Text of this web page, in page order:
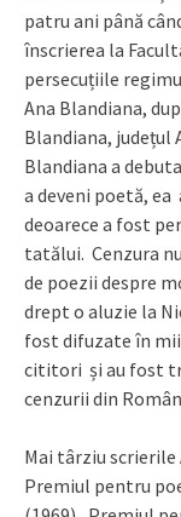
patru ani până
înscrierea la
persecuțiile
Ana Blandiana,
Blandiana, județul
Blandiana a
a deveni poetă,
deoarece a fost
tatălui. Cenzura
de poezii despre
drept o aluzie la
fost difuzate în mii
cititori și au fost
cenzurii din
Mai târziu
Premiul pentru